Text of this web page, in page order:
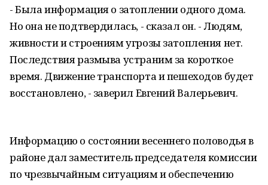
- Была информация о затоплении одного дома.
Но она не подтвердилась, - сказал он. - Людям,
живности и строениям угрозы затопления нет.
Последствия размыва устраним за короткое
время. Движение транспорта и пешеходов будет
восстановлено, - заверил Евгений Валерьевич.
Информацию о состоянии весеннего половодья в
районе дал заместитель председателя комиссии
по чрезвычайным ситуациям и обеспечению